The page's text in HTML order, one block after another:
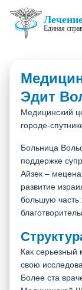
Единая
Эдит
Медицинский
городе-
Больница
поддержке
Айзек –
развитие
большую часть
Как серьезный
свою
Более ста